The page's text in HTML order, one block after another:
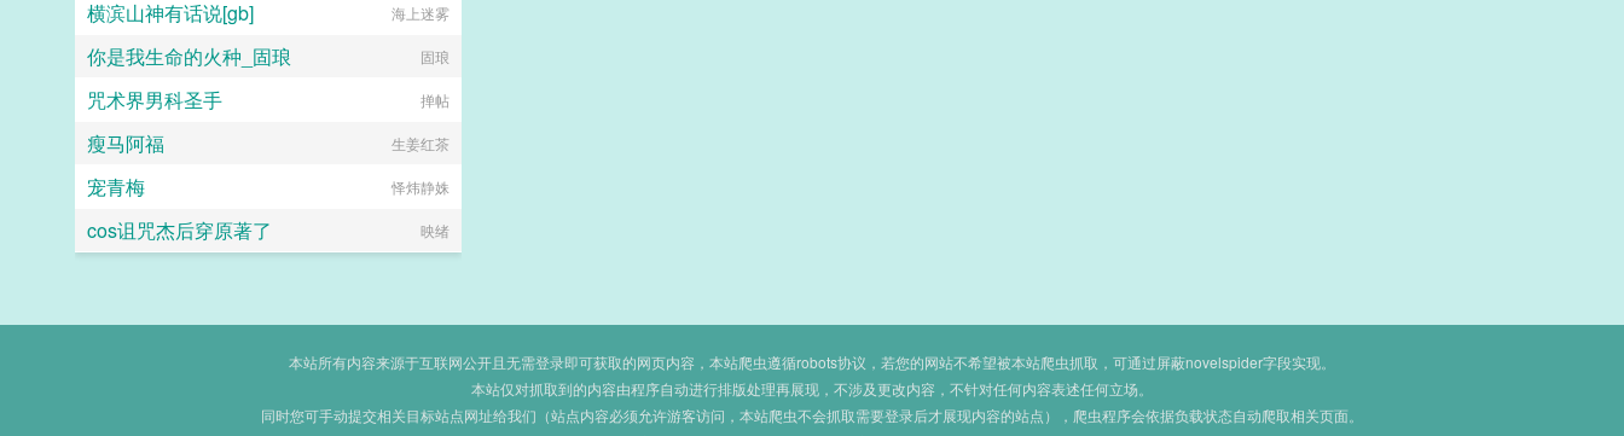
横滨山神有话说[gb] 海上迷雾
你是我生命的火种_固琅 固琅
咒术界男科圣手 掸帖
瘦马阿福 生姜红茶
宠青梅 怿炜静姝
cos诅咒杰后穿原著了 映绪
本站所有内容来源于互联网公开且无需登录即可获取的网页内容，本站爬虫遵循robots协议，若您的网站不希望被本站爬虫抓取，可通过屏蔽novelspider字段实现。
本站仅对抓取到的内容由程序自动进行排版处理再展现，不涉及更改内容，不针对任何内容表述任何立场。
同时您可手动提交相关目标站点网址给我们（站点内容必须允许游客访问，本站爬虫不会抓取需要登录后才展现内容的站点），爬虫程序会依据负载状态自动爬取相关页面。